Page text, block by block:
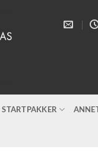
STARTPAKKER